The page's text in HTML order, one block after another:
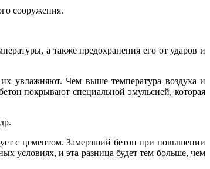
сооружения.
а также предохранения его от ударов и
увлажняют. Чем выше температура воздуха и
покрывают специальной эмульсией, которая
с цементом. Замерзший бетон при повышении
условиях, и эта разница будет тем больше, чем